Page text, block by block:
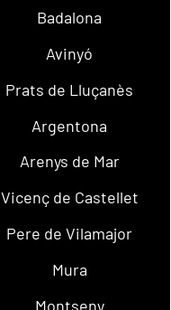
Badalona
Avinyó
Prats de Lluçanès
Argentona
Arenys de Mar
Vicenç de Castellet
Pere de Vilamajor
Mura
Montseny